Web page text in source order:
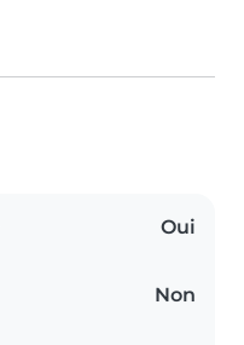
Oui
Non